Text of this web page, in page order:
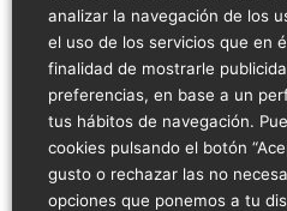
HomeFilosofía Conócenos
Medio Ambiente
Contacto Canal
Aviso Legal
Política de
Código de
analizar la navegación de los
el uso de los servicios que en
finalidad de mostrarle
preferencias, en base a un
tus hábitos de navegación.
cookies pulsando el botón
gusto o rechazar las no
opciones que ponemos a tu